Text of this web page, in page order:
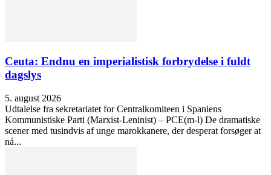
Ceuta: Endnu en imperialistisk forbrydelse i fuldt
dagslys
5. august 2026
Udtalelse fra sekretariatet for Centralkomiteen i Spaniens
Kommunistiske Parti (Marxist-Leninist) – PCE(m-l) De dramatiske
scener med tusindvis af unge marokkanere, der desperat forsøger at
nå...